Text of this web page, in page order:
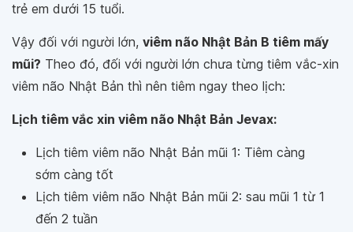
trẻ em dưới 15 tuổi.
Vậy đối với người lớn, viêm não Nhật Bản B tiêm mấy
mũi? Theo đó, đối với người lớn chưa từng tiêm vắc-xin
viêm não Nhật Bản thì nên tiêm ngay theo lịch:
Lịch tiêm vắc xin viêm não Nhật Bản Jevax:
Lịch tiêm viêm não Nhật Bản mũi 1: Tiêm càng
sớm càng tốt
Lịch tiêm viêm não Nhật Bản mũi 2: sau mũi 1 từ 1
đến 2 tuần